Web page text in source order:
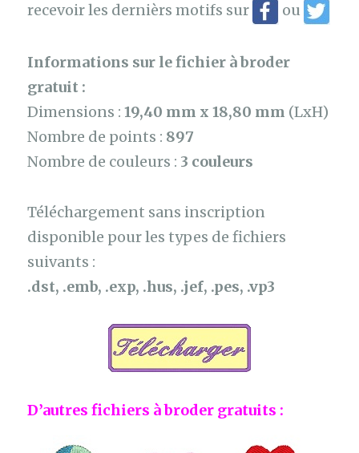
recevoir les dernièrs motifs sur
ou
Informations sur le fichier à broder
gratuit :
Dimensions :19,40 mm x 18,80 mm (LxH)
Nombre de points : 897
Nombre de couleurs : 3 couleurs
Téléchargement sans inscription
disponible pour les types de fichiers
suivants :
.dst, .emb, .exp, .hus, .jef, .pes, .vp3
D’autres fichiers à broder gratuits :